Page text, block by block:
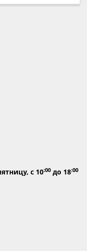
с 10:00 до 18:00